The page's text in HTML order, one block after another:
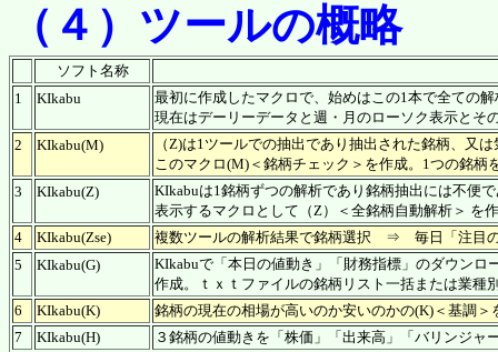
（４）ツールの概略
ソフト名称
1
KIkabu
最初に作成したマクロで、始めはこの1本で全ての
現在はデーリーデータと週・月のローソク表示とそ
2
KIkabu(M)
（Z)は1ツールでの抽出であり抽出された銘柄、又
このマクロ(M)＜銘柄チェック＞を作成。1つの銘
3
KIkabu(Z)
KIkabuは1銘柄ずつの解析であり銘柄抽出には不便
表示するマクロとして（Z）＜全銘柄自動解析＞ を
4
KIkabu(Zse)
複数ツールの解析結果で銘柄選択 ⇒ 毎日「注目
5
KIkabu(G)
KIkabuで「本日の値動き」「財務指標」のダウン
作成。ｔｘｔファイルの銘柄リスト一括または業種
6
KIkabu(K)
銘柄の現在の相場が高いのか安いのかの(K)＜基調
7
KIkabu(H)
３銘柄の値動きを「株価」「出来高」「バリンジ